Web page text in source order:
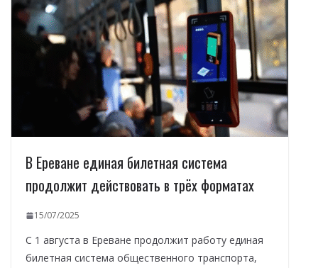
В Ереване единая билетная система
продолжит действовать в трёх форматах
15/07/2025
С 1 августа в Ереване продолжит работу единая
билетная система общественного транспорта,